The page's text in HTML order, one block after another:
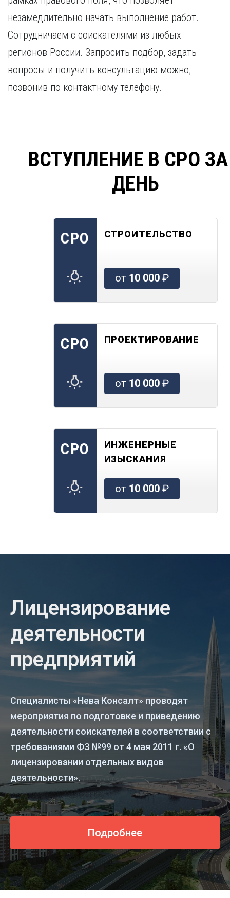
незамедлительно начать выполнение работ.
Сотрудничаем с соискателями из любых
регионов России. Запросить подбор, задать
вопросы и получить консультацию можно,
позвонив по контактному телефону.
ВСТУПЛЕНИЕ В СРО
ДЕНЬ
СРО СТРОИТЕЛЬСТВО
от 10 000₽
СРО ПРОЕКТИРОВАНИЕ
от 10 000₽
СРО
ИНЖЕНЕРНЫЕ
ИЗЫСКАНИЯ
от 10 000₽
Лицензирование
деятельности
предприятий
Специалисты «Нева Консалт» проводят
мероприятия по подготовке и приведению
деятельности соискателей в соответствии с
требованиями ФЗ №99 от 4 мая 2011 г. «О
лицензировании отдельных видов
деятельности».
Подробнее